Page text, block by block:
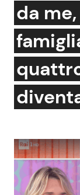
News e
Attualità
Dal Mondo
Persone
Politica
da